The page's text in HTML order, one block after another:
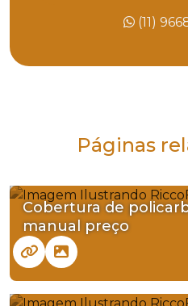
(11)
Páginas
Cobertura de
manual preço